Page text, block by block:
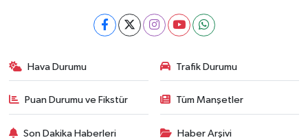
Hava Durumu Trafik Durumu
Puan Durumu ve Fikstür Tüm Manşetler
Son Dakika Haberleri Haber Arşivi